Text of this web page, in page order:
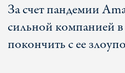
За счет пандемии
сильной компанией
покончить с ее